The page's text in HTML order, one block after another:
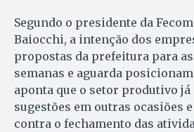
Segundo o presidente da
Baiocchi, a intenção dos
propostas da prefeitura para
semanas e aguarda
aponta que o setor produtivo já
sugestões em outras ocasiões
contra o fechamento das